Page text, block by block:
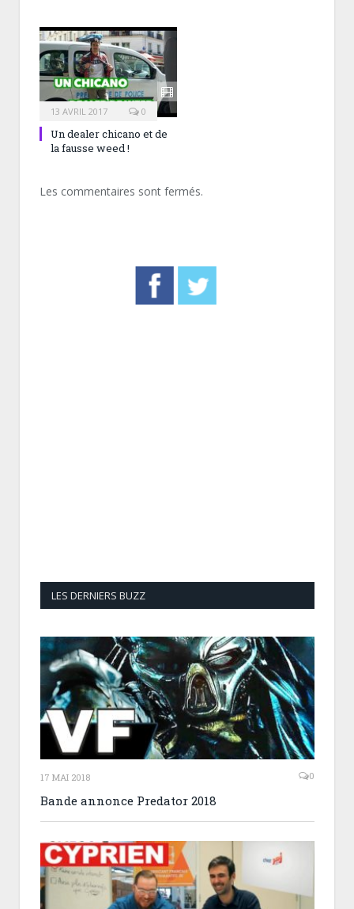
13 AVRIL 2017 0
Un dealer chicano et de
la fausse weed !
Les commentaires sont fermés.
LES DERNIERS BUZZ
17 MAI 2018 0
Bande annonce Predator 2018